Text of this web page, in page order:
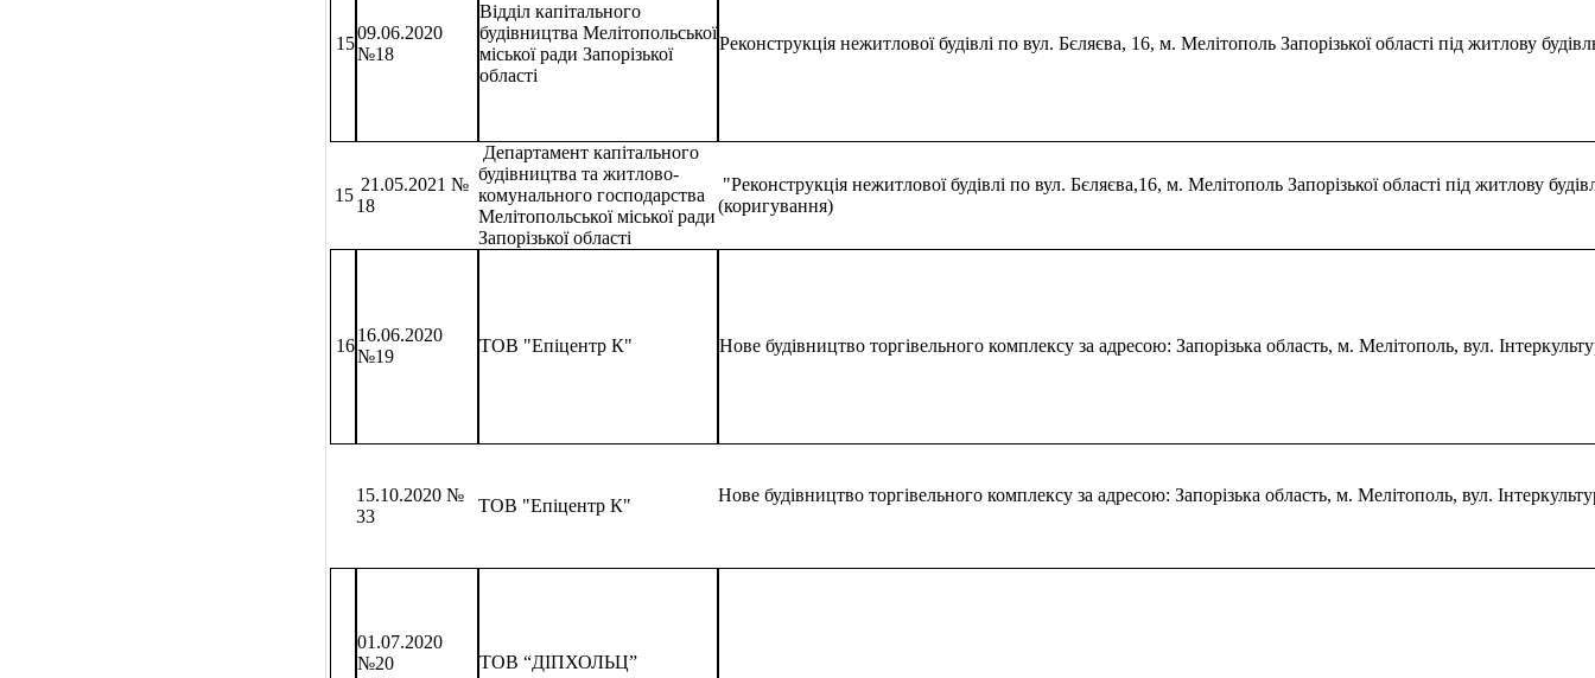
15
09.06.2020
№18
Відділ капітального
будівництва Мелітопольської
міської ради Запорізької
області
Реконструкція нежитлової будівлі по вул. Бєляєва, 16, м. Мелітополь Запорізької області під житлову
15
21.05.2021 №
18
Департамент капітального
будівництва та житлово-
комунального господарства
Мелітопольської міської ради
Запорізької області
"Реконструкція нежитлової будівлі по вул. Бєляєва,16, м. Мелітополь Запорізької області під житлову
(коригування)
16
16.06.2020
№19
ТОВ "Епіцентр К" Нове будівництво торгівельного комплексу за адресою: Запорізька область, м. Мелітополь, вул.
15.10.2020 №
33
ТОВ "Епіцентр К"
Нове будівництво торгівельного комплексу за адресою: Запорізька область, м. Мелітополь, вул.
01.07.2020
№20
ТОВ “ДІПХОЛЬЦ”